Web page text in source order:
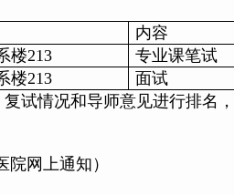
内容
楼213
专业课笔试
楼213
面试
试情况和导师意见进行排名
网上通知）